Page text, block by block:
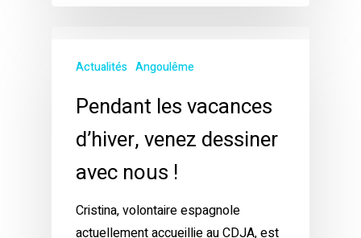
Actualités Angoulême
Pendant les vacances
d’hiver, venez dessiner
avec nous !
Cristina, volontaire espagnole
actuellement accueillie au CDJA, est